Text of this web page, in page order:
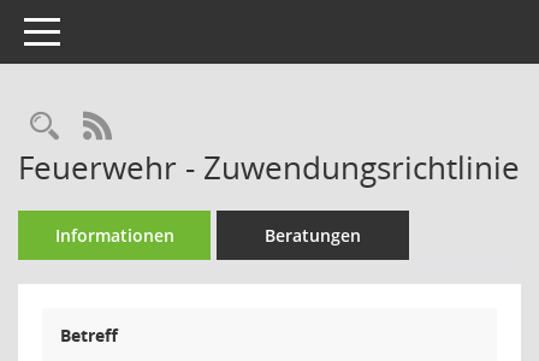
Toggle navigation
Rechercheauswahl
RSS-Feed
Feuerwehr - Zuwendungsrichtlinie
Informationen Beratungen
Betreff